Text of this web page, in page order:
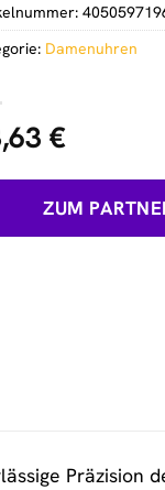
€
ZUM
Damenuhren
Präzision